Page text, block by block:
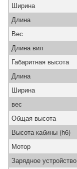
Ширина
Длина
Вес
Длина вил
Габаритная высота
Длина
Ширина
вес
Общая высота
Высота кабины (h6)
Мотор
Зарядное устройство